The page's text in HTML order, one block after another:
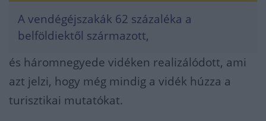
A vendégéjszakák 62 százaléka a
belföldiektől származott,
és háromnegyede vidéken realizálódott, ami
azt jelzi, hogy még mindig a vidék húzza a
turisztikai mutatókat.